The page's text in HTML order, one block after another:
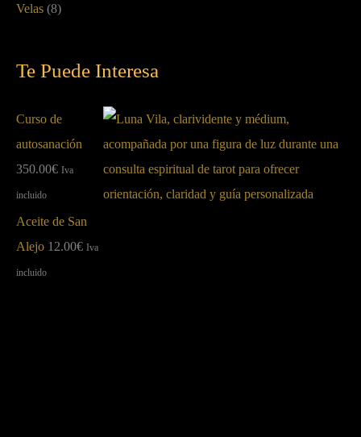
Velas (8)
Te Puede Interesa
Curso de
autosanación
350.00€ Iva
incluido
Aceite de San
Alejo 12.00€ Iva
incluido